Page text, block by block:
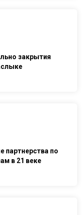
закрытия
партнерства по
в 21 веке